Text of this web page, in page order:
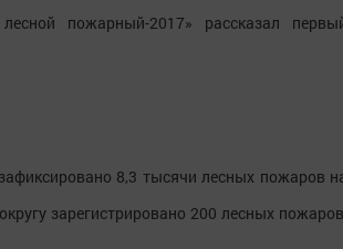
пожарный-2017» рассказал
8,3 тысячи лесных пожаров
зарегистрировано 200 лесных